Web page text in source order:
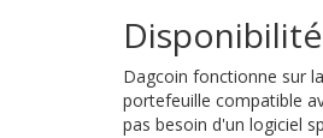
Dagcoin fonctionne sur la
portefeuille compatible
pas besoin d'un logiciel